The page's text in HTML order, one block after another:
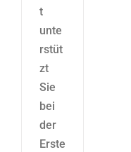
t
unte
rstüt
zt
Sie
bei
der
Erste